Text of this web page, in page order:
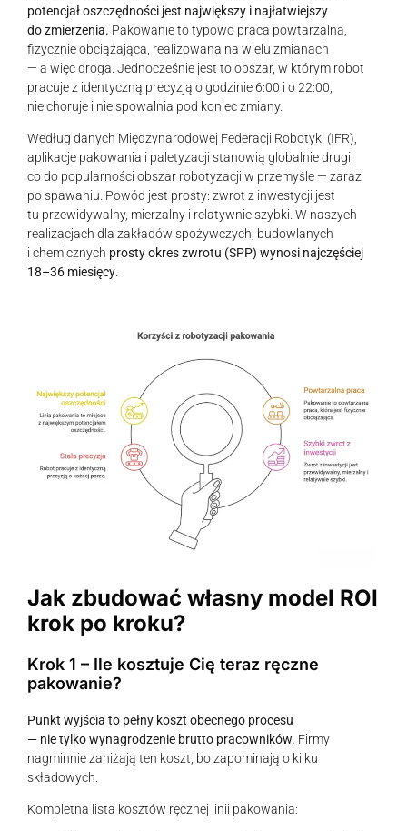
potencjał oszczędności jest największy i najłatwiejszy
do zmierzenia. Pakowanie to typowo praca powtarzalna,
fizycznie obciążająca, realizowana na wielu zmianach
— a więc droga. Jednocześnie jest to obszar, w którym robot
pracuje z identyczną precyzją o godzinie 6:00 i o 22:00,
nie choruje i nie spowalnia pod koniec zmiany.
Według danych Międzynarodowej Federacji Robotyki (IFR),
aplikacje pakowania i paletyzacji stanowią globalnie drugi
co do popularności obszar robotyzacji w przemyśle — zaraz
po spawaniu. Powód jest prosty: zwrot z inwestycji jest
tu przewidywalny, mierzalny i relatywnie szybki. W naszych
realizacjach dla zakładów spożywczych, budowlanych
i chemicznych prosty okres zwrotu (SPP) wynosi najczęściej
18–36 miesięcy
Jak zbudować własny model ROI
krok po kroku?
Krok 1 – Ile kosztuje Cię teraz ręczne
pakowanie?
Punkt wyjścia to pełny koszt obecnego procesu
— nie tylko wynagrodzenie brutto pracowników. Firmy
nagminnie zaniżają ten koszt, bo zapominają o kilku
składowych.
Kompletna lista kosztów ręcznej linii pakowania: